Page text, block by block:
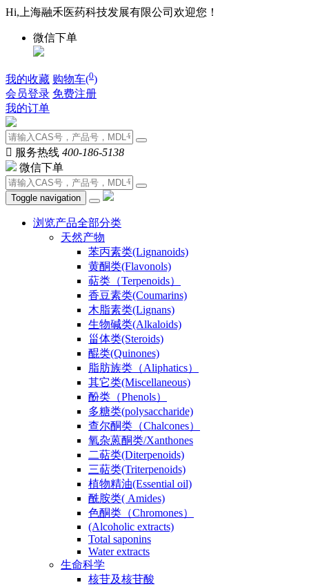
Hi,上海融禾医药科技发展有限公司欢迎您！
微信下单
我的收藏 购物车(0)
会员登录 免费注册
我的订单
 服务热线 400-186-5138
微信下单
Toggle navigation
浏览产品全部分类
天然产物
苯丙素类(Lignanoids)
黄酮类(Flavonols)
萜类（Terpenoids）
香豆素类(Coumarins)
木脂素类(Lignans)
生物碱类(Alkaloids)
甾体类(Steroids)
醌类(Quinones)
脂肪族类（Aliphatics）
其它类(Miscellaneous)
酚类（Phenols）
多糖类(polysaccharide)
查尔酮类（Chalcones）
氧杂蒽酮类/Xanthones
二萜类(Diterpenoids)
三萜类(Triterpenoids)
植物精油(Essential oil)
酰胺类( Amides)
色酮类（Chromones）
(Alcoholic extracts)
Total saponins
Water extracts
生命科学
核苷及核苷酸